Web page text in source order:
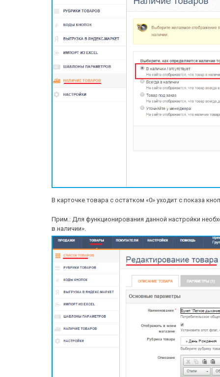
В карточке товара с остатком «0» уходит с показа
Прим.: Для функционирования данной настройки
в наличии».